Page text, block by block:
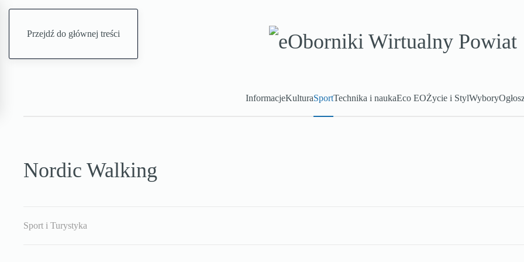
Przejdź do głównej treści
InformacjeKulturaSportTechnika i naukaEco EOŻycie i StylWybory
Nordic Walking
Sport i Turystyka